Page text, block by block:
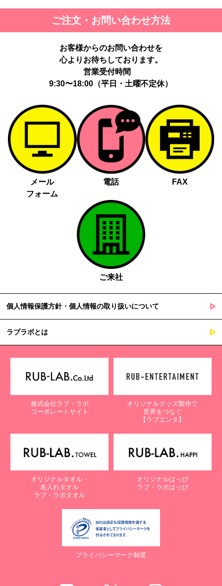
ご注文・お問い合わせ方法
お客様からのお問い合わせを
心よりお待ちしております。
営業受付時間
9:30〜18:00（平日・土曜不定休）
メール
フォーム
電話 FAX
ご来社
個人情報保護方針・個人情報の取り扱いについて
ラブラボとは
株式会社ラブ・ラボ
コーポレートサイト
オリジナルグッズ製作で
世界をつなぐ
【ラブエンタ】
オリジナルタオル・
名入れタオル
ラブ・ラボタオル
オリジナルはっぴ
ラブ・ラボはっぴ
プライバシーマーク制度